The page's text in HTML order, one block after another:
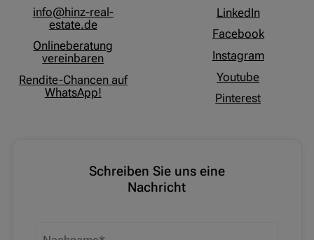
info@hinz-real-
estate.de
Onlineberatung
vereinbaren
Rendite-Chancen auf
WhatsApp!
LinkedIn
Facebook
Instagram
Youtube
Pinterest
Schreiben Sie uns eine
Nachricht